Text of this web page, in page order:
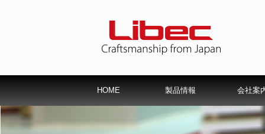
HOME 製品情報 会社案
会社概要 会
サービスパーツ一覧 仕様書
修理について Libec保証